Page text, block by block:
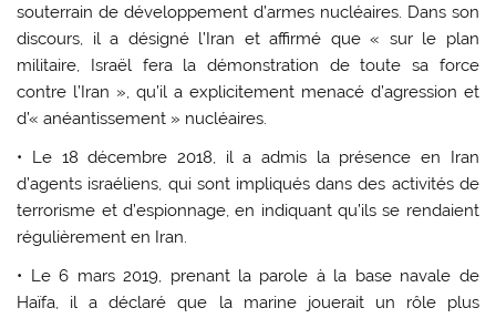
souterrain de développement d’armes nucléaires. Dans son
discours, il a désigné l’Iran et affirmé que « sur le plan
militaire, Israël fera la démonstration de toute sa force
contre l’Iran », qu’il a explicitement menacé d’agression et
d’« anéantissement » nucléaires.
• Le 18 décembre 2018, il a admis la présence en Iran
d’agents israéliens, qui sont impliqués dans des activités de
terrorisme et d’espionnage, en indiquant qu’ils se rendaient
régulièrement en Iran.
• Le 6 mars 2019, prenant la parole à la base navale de
Haïfa, il a déclaré que la marine jouerait un rôle plus